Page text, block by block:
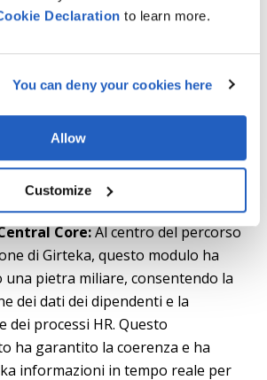
Declaration to learn more.
You can deny your cookies here
Allow
Customize
capacità della piattaforma di
olistico le molteplici problematiche
dolenti dell'organizzazione,
la sua efficienza operativa
Core:Al centro del percorso
di Girteka, questo modulo ha
pietra miliare, consentendo la
dei dati dei dipendenti e la
dei processi HR. Questo
ha garantito la coerenza e ha
informazioni in tempo reale per